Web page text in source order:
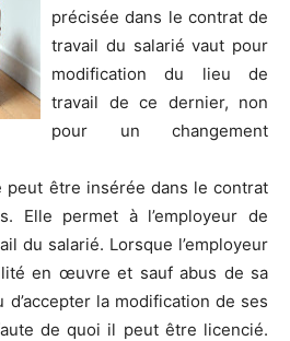
précisée dans le contrat de
travail du salarié vaut pour
modification du lieu de
travail de ce dernier, non
pour un changement
peut être insérée dans le contrat
Elle permet à l’employeur de
du salarié. Lorsque l’employeur
en œuvre et sauf abus de sa
la modification de ses
de quoi il peut être licencié.